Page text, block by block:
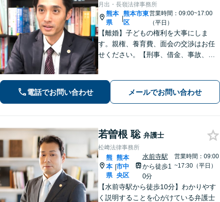
月出・長嶺法律事務所
熊本
県
|
熊本市東
区
営業時間：09:00~17:00
（平日）
【離婚】子どもの権利を大事にしま
す。親権、養育費、面会の交渉はお任
せください。【刑事、借金、事故、労
いは豊富な経験あり。
電話でお問い合わせ メールでお問い合わせ
若曽根 聡 弁護士
松﨑法律事務所
熊
本
県
|
熊本
市中
央区
水前寺駅
から徒歩1
0分
営業時間：09:00
~17:30（平日）
【水前寺駅から徒歩10分】わかりやす
く説明することを心がけている弁護士